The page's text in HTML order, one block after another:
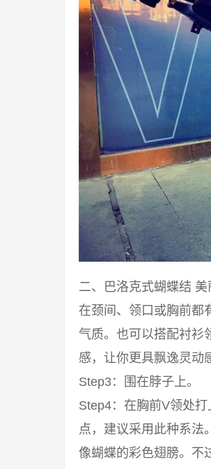
二、巴洛克式蝴蝶结
在颈间、领口或胸前都
气质。也可以搭配衬衫
感，让你更具飘逸灵动
Step3：围在脖子上。
Step4：在胸前V领处
点，建议采用此种系法
像蝴蝶的彩色翅膀。不